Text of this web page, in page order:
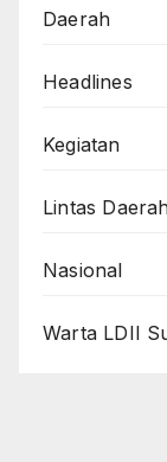
Daerah
Headlines
Kegiatan
Lintas
Nasional
Warta LDII